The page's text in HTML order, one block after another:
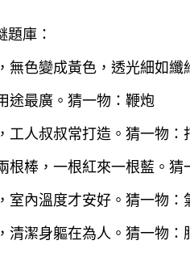
題庫：
無色變成黃色，透光細如纖
途最廣。猜一物：鞭炮
工人叔叔常打造。猜一物：
根棒，一根紅來一根藍。猜
室內溫度才安好。猜一物：
清潔身軀在為人。猜一物：